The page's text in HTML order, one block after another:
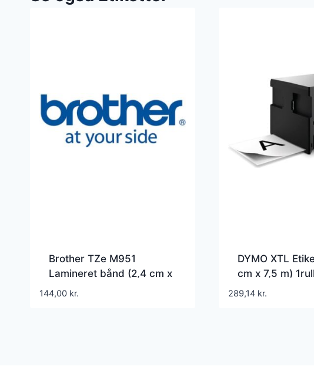
Brother TZe M951
Lamineret bånd (2,4 cm x
8 m) 1rulle(r) – TZeM951
144,00 kr.
DYMO XTL
cm x 7,5 m)
289,14 kr.